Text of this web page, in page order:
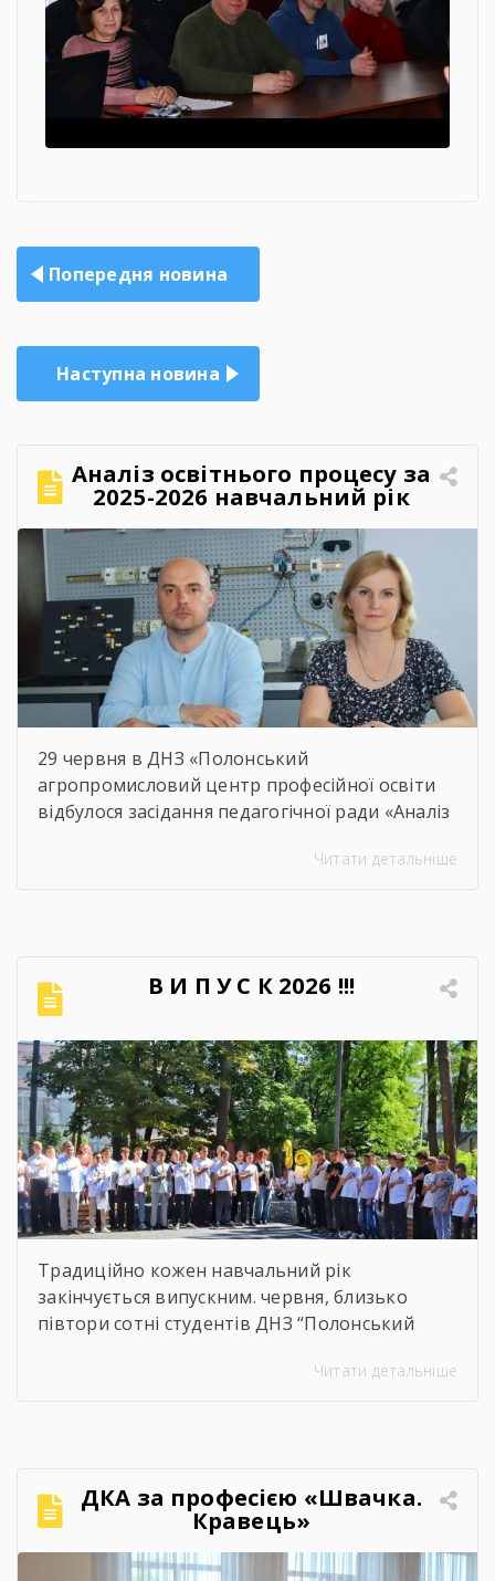
Навігація
записів
Попередня новина
Наступна новина
Аналіз освітнього процесу за
2025-2026 навчальний рік
29 червня в ДНЗ «Полонський
агропромисловий центр професійної освіти
відбулося засідання педагогічної ради «Аналіз
рік». Метою проведення засідання було
навчальних досягнень студентів,
ефективність роботи педагогічного
колективу, стан виховної та методичної
роботи. Дякуємо всім […]
Читати детальніше
В И П У С К 2026 !!!
Традиційно кожен навчальний рік
закінчується випускним. червня, близько
півтори сотні студентів ДНЗ “Полонський
одержали дипломи кваліфікованих
привітання та міцні обійми найрідніших. Для
вас, дорогі випускники, закінчився черговий
етап. А далі […]
Читати детальніше
ДКА за професією «Швачка.
Кравець»